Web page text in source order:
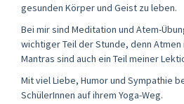
gesunden Körper und Geist zu leben.
Bei mir sind Meditation und Atem-
wichtiger Teil der Stunde, denn Atmen
Mantras sind auch ein Teil meiner
Mit viel Liebe, Humor und Sympathie
SchülerInnen auf ihrem Yoga-Weg.